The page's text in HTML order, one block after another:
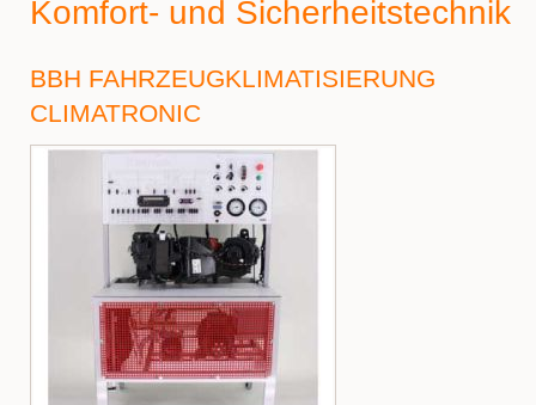
Komfort- und Sicherheitstechnik
BBH FAHRZEUGKLIMATISIERUNG
CLIMATRONIC